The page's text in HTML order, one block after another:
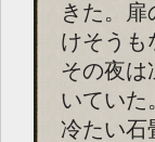
きた。
けそうも
その夜は
いていた
冷たい石